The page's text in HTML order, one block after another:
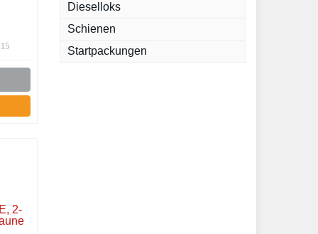
Dieselloks
Schienen
Startpackungen